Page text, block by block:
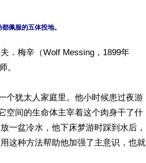
佩服的五体投地。
．梅辛（Wolf Messing，1899年
。
个犹太人家庭里。他小时候患过夜游
空间的生命体主宰着这个肉身干了什
一盆冷水，他下床梦游时踩到水后，
这种方法帮助他加强了主意识，也就